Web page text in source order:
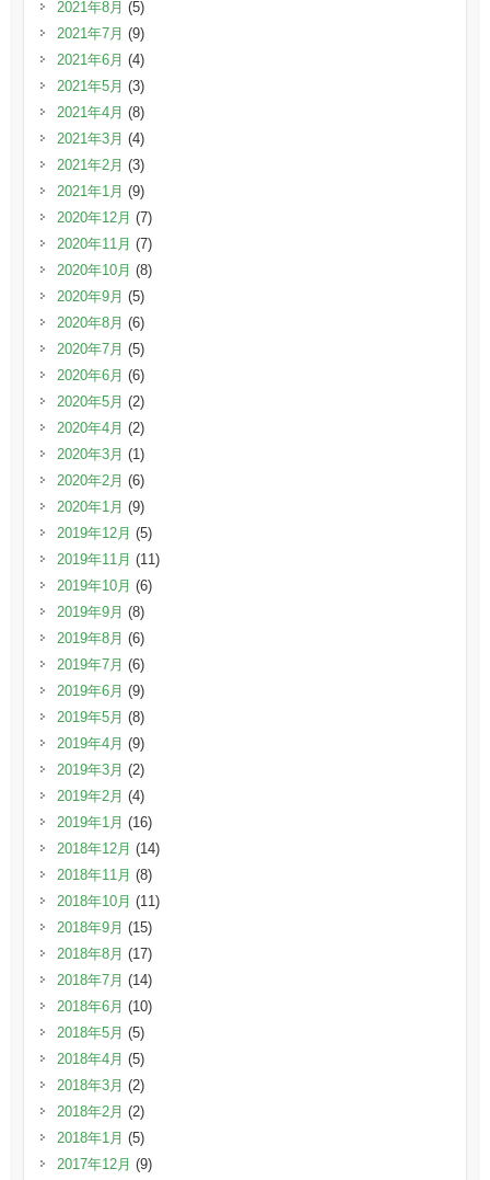
2021年8月 (5)
2021年7月 (9)
2021年6月 (4)
2021年5月 (3)
2021年4月 (8)
2021年3月 (4)
2021年2月 (3)
2021年1月 (9)
2020年12月 (7)
2020年11月 (7)
2020年10月 (8)
2020年9月 (5)
2020年8月 (6)
2020年7月 (5)
2020年6月 (6)
2020年5月 (2)
2020年4月 (2)
2020年3月 (1)
2020年2月 (6)
2020年1月 (9)
2019年12月 (5)
2019年11月 (11)
2019年10月 (6)
2019年9月 (8)
2019年8月 (6)
2019年7月 (6)
2019年6月 (9)
2019年5月 (8)
2019年4月 (9)
2019年3月 (2)
2019年2月 (4)
2019年1月 (16)
2018年12月 (14)
2018年11月 (8)
2018年10月 (11)
2018年9月 (15)
2018年8月 (17)
2018年7月 (14)
2018年6月 (10)
2018年5月 (5)
2018年4月 (5)
2018年3月 (2)
2018年2月 (2)
2018年1月 (5)
2017年12月 (9)